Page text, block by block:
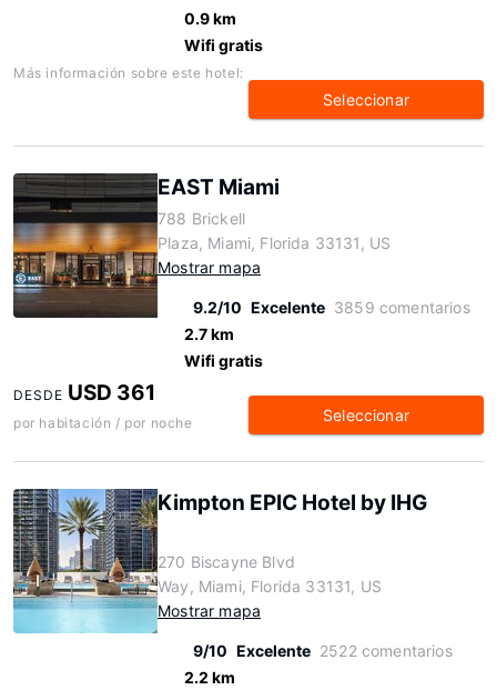
0.9 km
Wifi gratis
Más información sobre este hotel:
Seleccionar
EAST Miami
788 Brickell
Plaza, Miami, Florida 33131, US
Mostrar mapa
9.2/10 Excelente 3859 comentarios
2.7 km
Wifi gratis
DESDE USD 361
por habitación / por noche Seleccionar
Kimpton EPIC Hotel by IHG
270 Biscayne Blvd
Way, Miami, Florida 33131, US
Mostrar mapa
9/10 Excelente 2522 comentarios
2.2 km